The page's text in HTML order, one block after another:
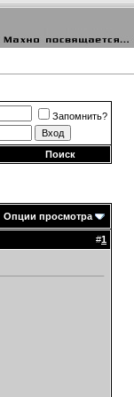
Запомнить?
Поиск
Опции просмотра
#1